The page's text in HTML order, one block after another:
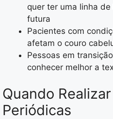
quer ter uma linha
futura
Pacientes com
afetam o couro
Pessoas em
conhecer melhor a
Quando
Periódicas